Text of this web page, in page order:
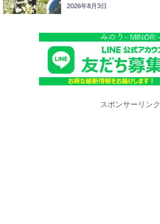
2026年8月3日
スポンサーリンク